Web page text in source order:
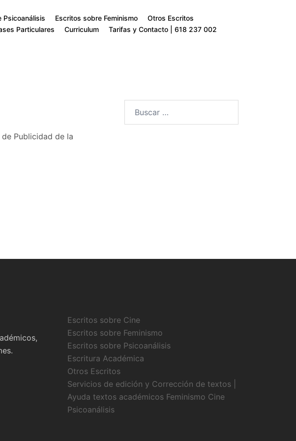
Psicoanálisis Escritos sobre Feminismo
Otros Escritos
Particulares Curriculum Tarifas y Contacto | 618 237 002
Publicidad de la
Escritos sobre Cine
Escritos sobre Feminismo
Escritos sobre Psicoanálisis
Escritura Académica
Otros Escritos
Servicios de edición y Corrección de textos |
Ayuda textos académicos Feminismo Cine
Psicoanálisis